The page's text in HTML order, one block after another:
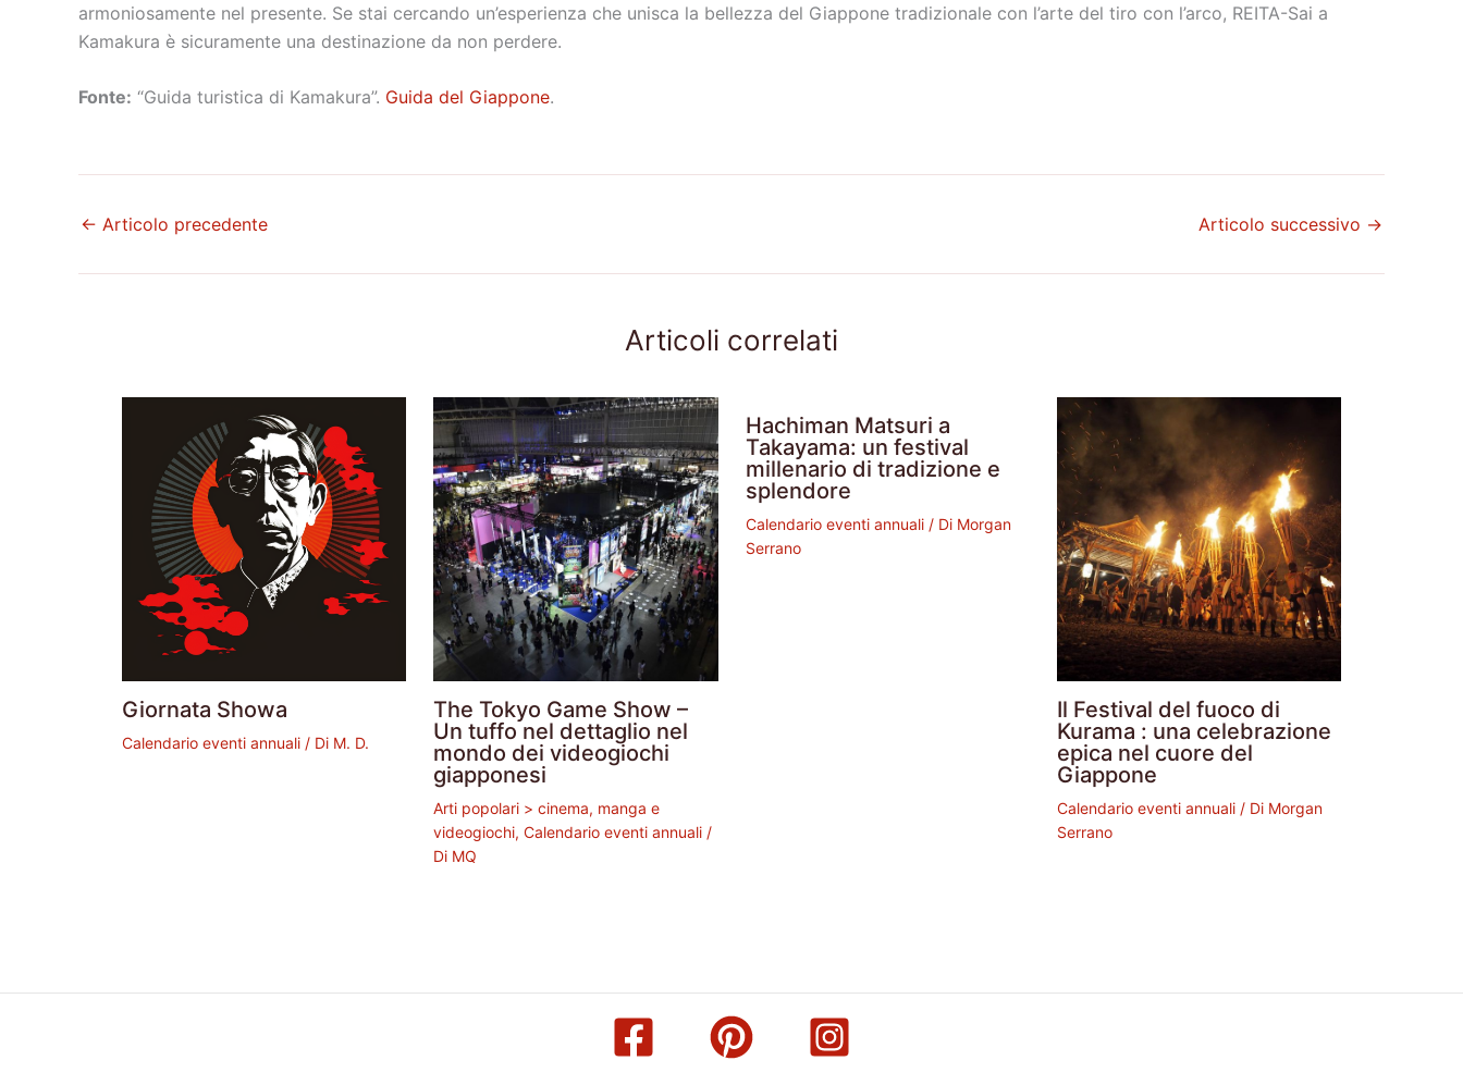
armoniosamente nel presente. Se stai cercando un’esperienza che unisca la bellezza del Giappone tradizionale con l’arte del tiro con l’arco, REITA-Sai a
Kamakura è sicuramente una destinazione da non perdere.
Fonte: “Guida turistica di Kamakura”. Guida del Giappone.
← Articolo precedente Articolo successivo →
Articoli correlati
Giornata Showa
Calendario eventi annuali / Di M. D.
The Tokyo Game Show –
Un tuffo nel dettaglio nel
mondo dei videogiochi
giapponesi
Arti popolari > cinema, manga e
videogiochi,Calendario eventi annuali /
Di MQ
Hachiman Matsuri a
Takayama: un festival
millenario di tradizione e
splendore
Calendario eventi annuali/ Di Morgan
Serrano
Il Festival del fuoco di
Kurama : una celebrazione
epica nel cuore del
Giappone
Calendario eventi annuali/ Di Morgan
Serrano